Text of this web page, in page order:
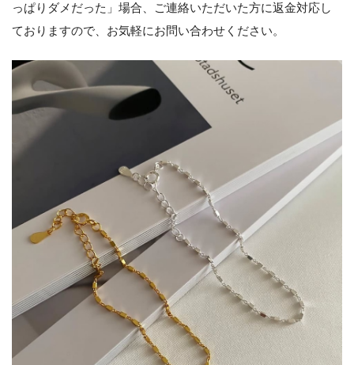
っぱりダメだった」場合、ご連絡いただいた方に返金対応し
ておりますので、お気軽にお問い合わせください。